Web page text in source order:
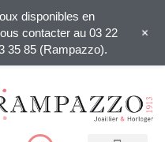
disponibles en
contacter au 03 22
35 85 (Rampazzo).
+